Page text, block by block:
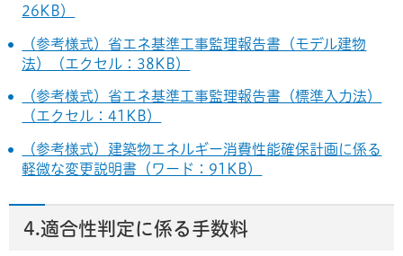
26KB）
（参考様式）省エネ基準工事監理報告書（モデル建物
法）（エクセル：38KB）
（参考様式）省エネ基準工事監理報告書（標準入力法）
（エクセル：41KB）
（参考様式）建築物エネルギー消費性能確保計画に係る
軽微な変更説明書（ワード：91KB）
4.適合性判定に係る手数料